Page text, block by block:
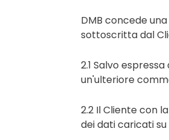
DMB concede
sottoscritta dal
2.1 Salvo
un'ulteriore
2.2 Il Cliente con
dei dati caricati su